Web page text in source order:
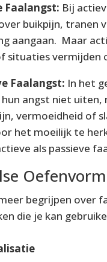
Faalangst: Bij
buikpijn, tranen
aangaan. Maar
situaties vermijden
Faalangst: In het
hun angst niet
vermoeidheid of
het moeilijk te
als passieve
begrijpen over
die je kan